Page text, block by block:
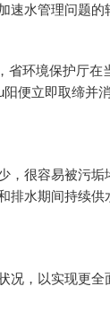
水管理问题的
省环境保护厅在
便立即取缔并
，很容易被污垢
排水期间持续供
况，以实现更全